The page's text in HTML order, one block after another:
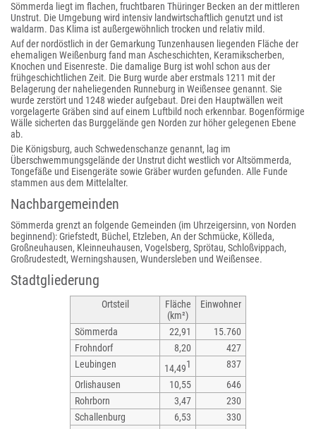
Sömmerda liegt im flachen, fruchtbaren Thüringer Becken an der mittleren
Unstrut. Die Umgebung wird intensiv landwirtschaftlich genutzt und ist
waldarm. Das Klima ist außergewöhnlich trocken und relativ mild.
Auf der nordöstlich in der Gemarkung Tunzenhausen liegenden Fläche der
ehemaligen Weißenburg fand man Ascheschichten, Keramikscherben,
Knochen und Eisenreste. Die damalige Burg ist wohl schon aus der
frühgeschichtlichen Zeit. Die Burg wurde aber erstmals 1211 mit der
Belagerung der naheliegenden Runneburg in Weißensee genannt. Sie
wurde zerstört und 1248 wieder aufgebaut. Drei den Hauptwällen weit
vorgelagerte Gräben sind auf einem Luftbild noch erkennbar. Bogenförmige
Wälle sicherten das Burggelände gen Norden zur höher gelegenen Ebene
ab.
Die Königsburg, auch Schwedenschanze genannt, lag im
Überschwemmungsgelände der Unstrut dicht westlich vor Altsömmerda,
Tongefäße und Eisengeräte sowie Gräber wurden gefunden. Alle Funde
stammen aus dem Mittelalter.
Nachbargemeinden
Sömmerda grenzt an folgende Gemeinden (im Uhrzeigersinn, von Norden
beginnend): Griefstedt, Büchel, Etzleben, An der Schmücke, Kölleda,
Großneuhausen, Kleinneuhausen, Vogelsberg, Sprötau, Schloßvippach,
Großrudestedt, Werningshausen, Wundersleben und Weißensee.
Stadtgliederung
Ortsteil
Fläche
(km²)
Einwohner
Sömmerda 22,91
15.760
Frohndorf
8,20
427
Leubingen
14,491
837
Orlishausen
10,55
646
Rohrborn
3,47
230
Schallenburg
6,53
330